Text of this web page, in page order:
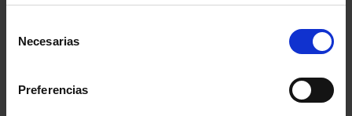
Necesarias
Preferencias